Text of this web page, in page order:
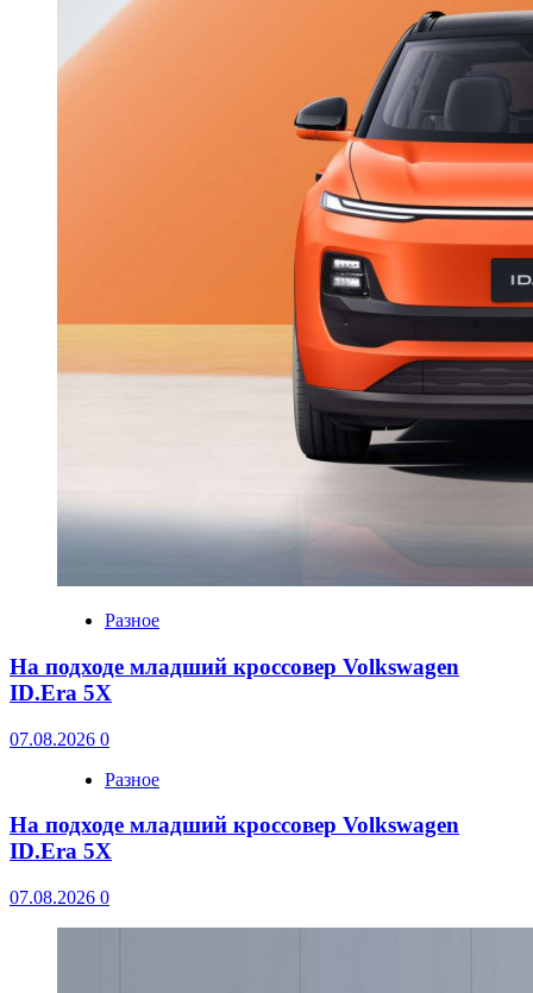
Разное
На подходе младший кроссовер Volkswagen
ID.Era 5X
07.08.2026 0
Разное
На подходе младший кроссовер Volkswagen
ID.Era 5X
07.08.2026 0